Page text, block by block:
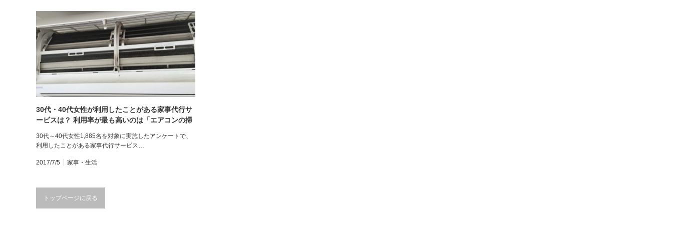
30代・40代女性が利用したことがある家事代行サ
ービスは？ 利用率が最も高いのは「エアコンの掃
30代～40代女性1,885名を対象に実施したアンケートで、
利用したことがある家事代行サービス…
2017/7/5 家事・生活
トップページに戻る